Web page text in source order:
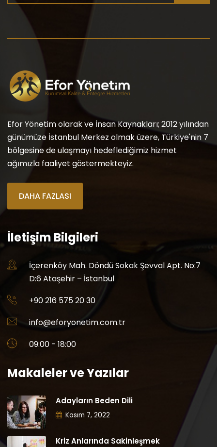
Efor Yönetim olarak ve İnsan Kaynakları; 2012 yılından
günümüze İstanbul Merkez olmak üzere, Türkiye'nin 7
bölgesine de ulaşmayı hedeflediğimiz hizmet
ağımızla faaliyet göstermekteyiz.
DAHA FAZLASI
İletişim Bilgileri
İçerenköy Mah. Döndü Sokak Şevval Apt. No:7
D:6 Ataşehir – İstanbul
+90 216 575 20 30
info@eforyonetim.com.tr
09:00 - 18:00
Makaleler ve Yazılar
Adayların Beden Dili
Kasım 7, 2022
Kriz Anlarında Sakinleşmek